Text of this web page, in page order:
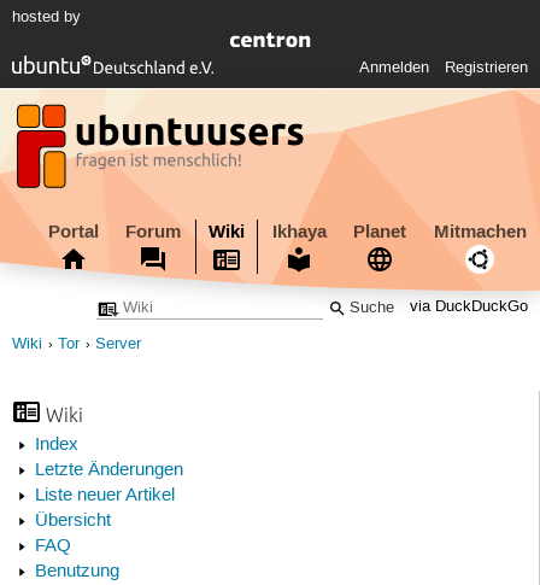
hosted by
Anmelden Registrieren
Portal Forum Wiki Ikhaya Planet Mitmachen
via DuckDuckGo
Wiki Tor Server
Wiki
Index
Letzte Änderungen
Liste neuer Artikel
Übersicht
FAQ
Benutzung